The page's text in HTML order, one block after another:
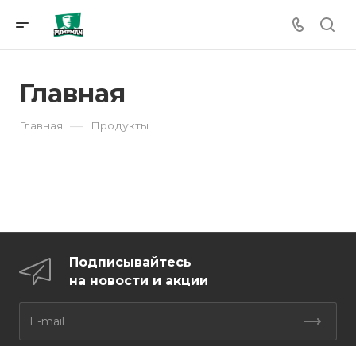
Главная
Главная — Продукты
Подписывайтесь
на новости и акции